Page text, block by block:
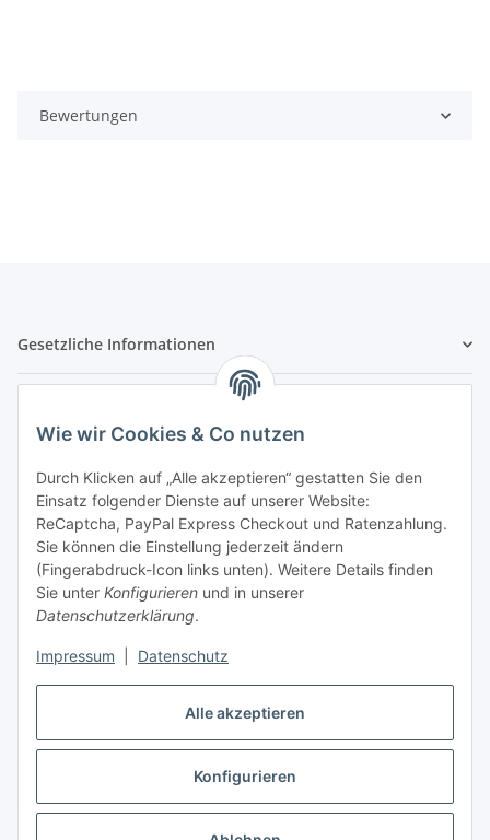
Alle akzeptieren
Konfigurieren
Wie wir Cookies & Co nutzen
Durch Klicken auf „Alle akzeptieren“ gestatten Sie den
Einsatz folgender Dienste auf unserer Website:
ReCaptcha, PayPal Express Checkout und Ratenzahlung.
Sie können die Einstellung jederzeit ändern
(Fingerabdruck-Icon links unten). Weitere Details finden
Sie unter Konfigurieren und in unserer
Datenschutzerklärung.
Impressum Datenschutz
Bewertungen
Gesetzliche Informationen
Zahlung & Versand
Vertrag widerrufen
* Alle Preise inkl. gesetzlicher USt., inkl.Versand